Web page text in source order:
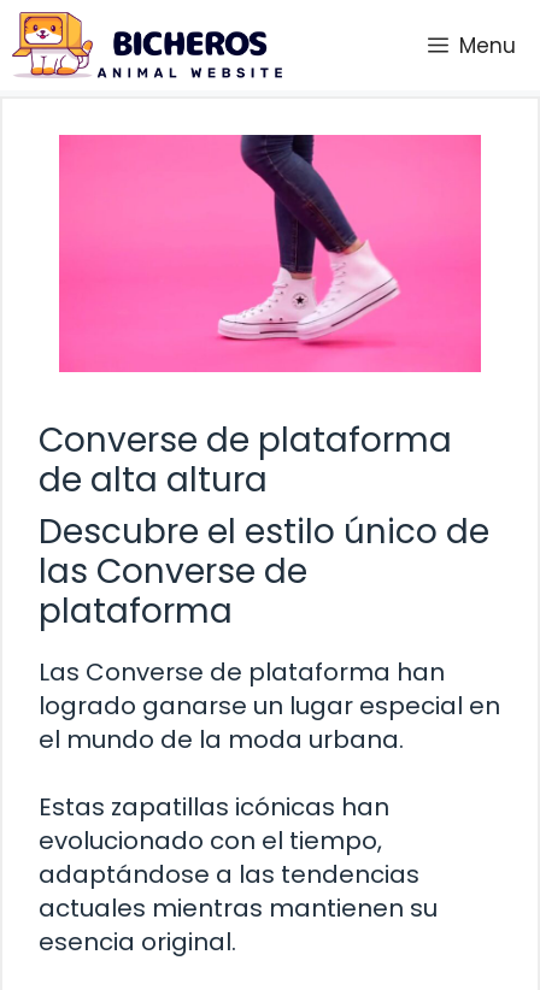
Saltar
al
contenido
Menu
Converse de plataforma
de alta altura
Descubre el estilo único de
las Converse de
plataforma
Las Converse de plataforma han
logrado ganarse un lugar especial en
el mundo de la moda urbana.
Estas zapatillas icónicas han
evolucionado con el tiempo,
adaptándose a las tendencias
actuales mientras mantienen su
esencia original.